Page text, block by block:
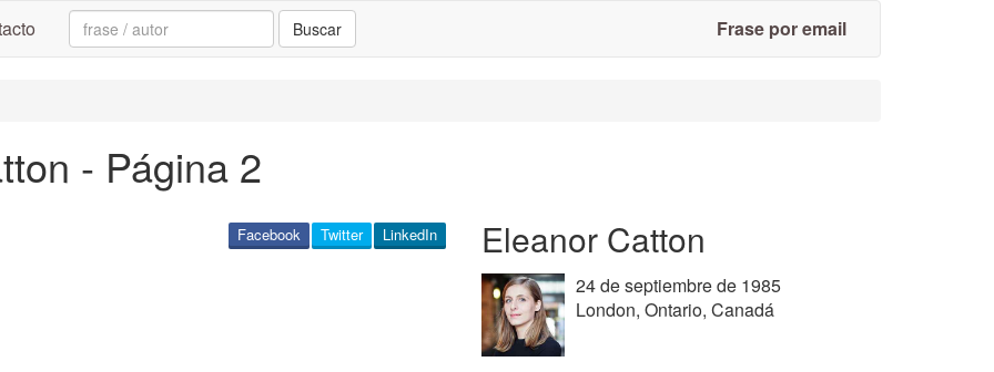
Search: Buscar Frase por email
- Página 2
LinkedIn
Twitter
Facebook Eleanor Catton
24 de septiembre de 1985
London, Ontario, Canadá